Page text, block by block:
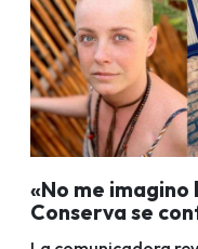
«No me imagino
Conserva se